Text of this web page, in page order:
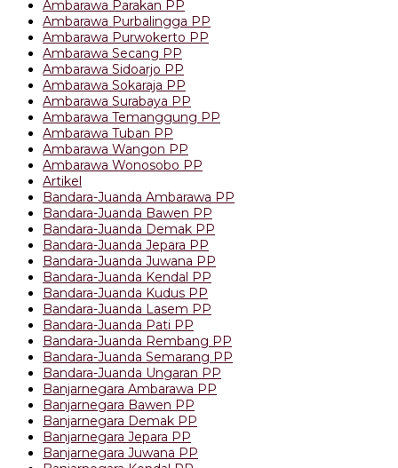
Ambarawa Parakan PP
Ambarawa Purbalingga PP
Ambarawa Purwokerto PP
Ambarawa Secang PP
Ambarawa Sidoarjo PP
Ambarawa Sokaraja PP
Ambarawa Surabaya PP
Ambarawa Temanggung PP
Ambarawa Tuban PP
Ambarawa Wangon PP
Ambarawa Wonosobo PP
Artikel
Bandara-Juanda Ambarawa PP
Bandara-Juanda Bawen PP
Bandara-Juanda Demak PP
Bandara-Juanda Jepara PP
Bandara-Juanda Juwana PP
Bandara-Juanda Kendal PP
Bandara-Juanda Kudus PP
Bandara-Juanda Lasem PP
Bandara-Juanda Pati PP
Bandara-Juanda Rembang PP
Bandara-Juanda Semarang PP
Bandara-Juanda Ungaran PP
Banjarnegara Ambarawa PP
Banjarnegara Bawen PP
Banjarnegara Demak PP
Banjarnegara Jepara PP
Banjarnegara Juwana PP